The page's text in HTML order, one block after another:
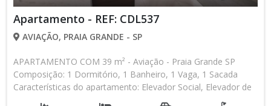
Apartamento - REF: CDL537
AVIAÇÃO, PRAIA GRANDE - SP
APARTAMENTO COM 39 m² - Aviação - Praia Grande SP
Composição: 1 Dormitório, 1 Banheiro, 1 Vaga, 1 Sacada
Características do apartamento: Elevador Social, Elevador de
Serviço, Portão Automático, Lavanderia, Piscina, Piscina